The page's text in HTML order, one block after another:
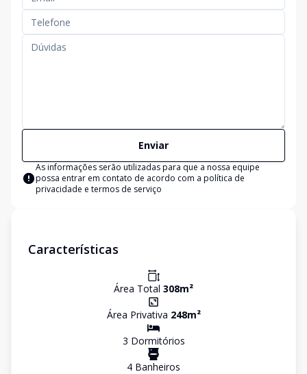
Enviar
As informações serão utilizadas para que a nossa equipe
possa entrar em contato de acordo com a política de
privacidade e termos de serviço
Características
Área Total 308m²
Área Privativa 248m²
3 Dormitórios
4 Banheiros